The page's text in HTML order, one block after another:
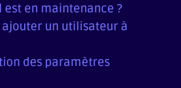
est en maintenance ?
un utilisateur à
des paramètres